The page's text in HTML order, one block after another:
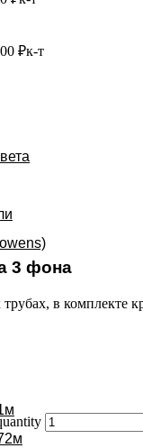
₽к-т
3 фона
в комплекте